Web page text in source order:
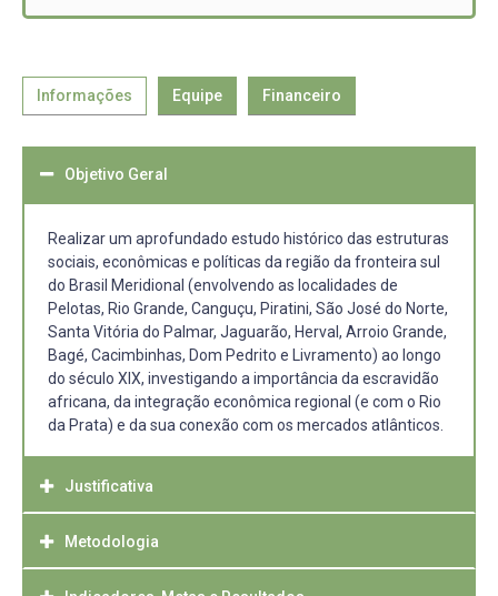
Informações Equipe Financeiro
Objetivo Geral
Realizar um aprofundado estudo histórico das estruturas
sociais, econômicas e políticas da região da fronteira sul
do Brasil Meridional (envolvendo as localidades de
Pelotas, Rio Grande, Canguçu, Piratini, São José do Norte,
Santa Vitória do Palmar, Jaguarão, Herval, Arroio Grande,
Bagé, Cacimbinhas, Dom Pedrito e Livramento) ao longo
do século XIX, investigando a importância da escravidão
africana, da integração econômica regional (e com o Rio
da Prata) e da sua conexão com os mercados atlânticos.
Justificativa
O surgimento das charqueadas em Pelotas, cuja fase
inicial deu-se entre 1780 e 1810, provocou uma enorme
Metodologia